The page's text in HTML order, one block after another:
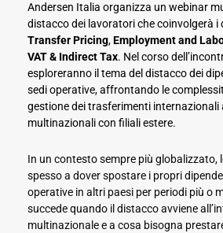
Andersen Italia organizza un webinar
distacco dei lavoratori che coinvolgerà i
Transfer Pricing,Employment and
VAT & Indirect Tax. Nel corso
esploreranno il tema del distacco dei
sedi operative, affrontando le
gestione dei trasferimenti internazionali
multinazionali con filiali estere.
In un contesto sempre più globalizzato,
spesso a dover spostare i propri
operative in altri paesi per periodi più o
succede quando il distacco avviene
multinazionale e a cosa bisogna